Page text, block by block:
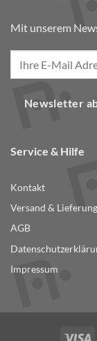
Mit unserem
Newsletter
Service & Hilfe
Kontakt
Versand & Lieferung
AGB
Impressum